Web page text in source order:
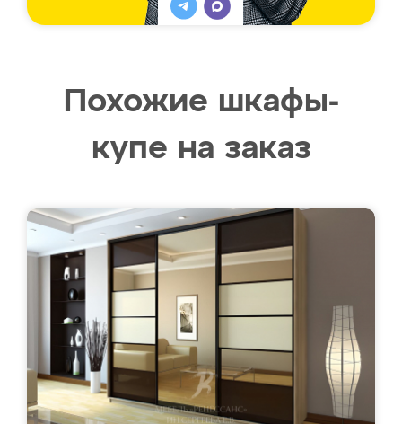
Похожие шкафы-
купе на заказ